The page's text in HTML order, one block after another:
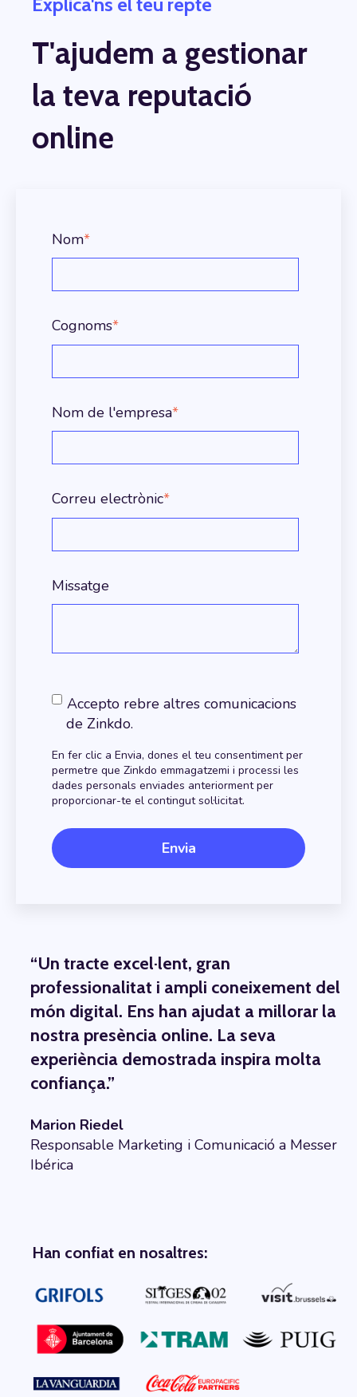
T'ajudem a gestionar
la teva reputació
online
Nom*
Cognoms*
Nom de l'empresa*
Correu electrònic*
Missatge
Accepto rebre altres comunicacions
de Zinkdo.
En fer clic a Envia, dones el teu consentiment per
permetre que Zinkdo emmagatzemi i processi les
dades personals enviades anteriorment per
proporcionar-te el contingut sol·licitat.
“Un tracte excel·lent, gran
professionalitat i ampli coneixement del
món digital. Ens han ajudat a millorar la
nostra presència online. La seva
experiència demostrada inspira molta
confiança.”
Marion Riedel
Responsable Marketing i Comunicació a Messer
Ibérica
Han confiat en nosaltres: